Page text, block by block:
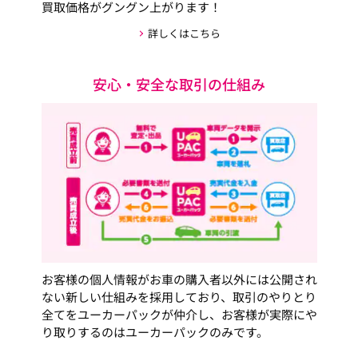
買取価格がグングン上がります！
詳しくはこちら
安心・安全な取引の仕組み
お客様の個人情報がお車の購入者以外には公開され
ない新しい仕組みを採用しており、取引のやりとり
全てをユーカーパックが仲介し、お客様が実際にや
り取りするのはユーカーパックのみです。